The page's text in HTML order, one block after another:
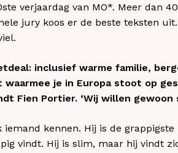
verjaardag van MO*. Meer dan
jury koos er de beste teksten
inclusief warme familie,
je in Europa stoot op
Fien Portier. ‘Wij willen gewoon
kennen. Hij is de
vindt. Hij is slim, maar hij vindt